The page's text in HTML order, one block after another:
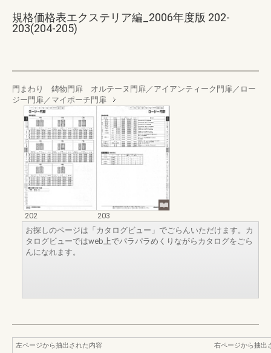
規格価格表エクステリア編_2006年度版 202-
203(204-205)
門まわり 鋳物門扉 オルテーヌ門扉／アイアンティーク門扉／ロー
ジー門扉／マイポーチ門扉
202
203
お探しのページは「カタログビュー」でごらんいただけます。カ
タログビューではweb上でパラパラめくりながらカタログをごら
んになれます。
左ページから抽出された内容
右ページから抽出